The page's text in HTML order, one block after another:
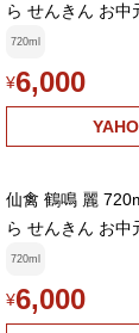
ら せんきん お中
720ml
¥6,000
仙禽 鶴鳴 麗
ら せんきん お中
720ml
¥6,000